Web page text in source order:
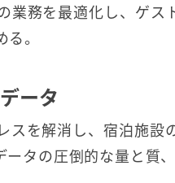
務を最適化し、ゲス
。
ータ
を解消し、宿泊施設
タの圧倒的な量と質、